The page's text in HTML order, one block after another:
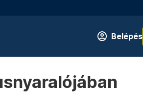
Belépés